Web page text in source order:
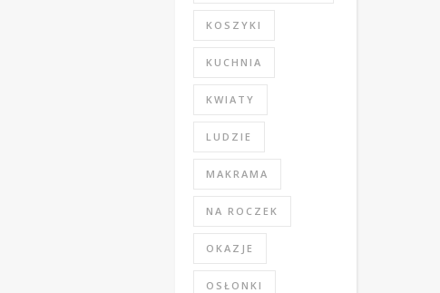
KOSZYKI
KUCHNIA
KWIATY
LUDZIE
MAKRAMA
NA ROCZEK
OKAZJE
OSŁONKI